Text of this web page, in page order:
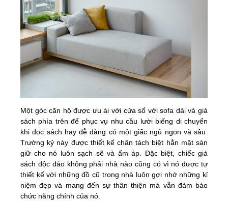
Một góc căn hộ được ưu ái với cửa sổ với sofa dài và giá
sách phía trên để phục vụ nhu cầu lười biếng di chuyển
khi đọc sách hay dễ dàng có một giấc ngủ ngon và sâu.
Trường kỷ này được thiết kế chân tách biệt hẳn mặt sàn
giữ cho nó luôn sạch sẽ và ấm áp. Đặc biệt, chiếc giá
sách độc đáo không phải nhà nào cũng có vì nó được tự
thiết kế với những đồ cũ trong nhà luôn gợi nhớ những kỉ
niệm đẹp và mang đến sự thân thiện mà vẫn đảm bảo
chức năng chính của nó.